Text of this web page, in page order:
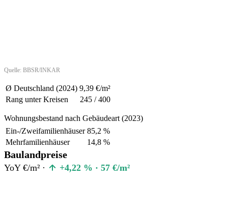
Quelle: BBSR/INKAR
Ø Deutschland (2024) 9,39 €/m²
Rang unter Kreisen
245 / 400
Wohnungsbestand nach Gebäudeart (2023)
Ein-/Zweifamilienhäuser 85,2 %
Mehrfamilienhäuser
14,8 %
Baulandpreise
YoY €/m² · +4,22 % · 57 €/m²